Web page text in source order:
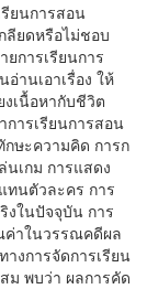
ยนการสอน
ลียดหรือไม่ชอบ
การเรียนการ
านเอาเรื่อง ให้
เนื้อหากับชีวิต
ารเรียนการสอน
ษะความคิด การก
นเกม การแสดง
นตัวละคร การ
งในปัจจุบัน การ
ค่าในวรรณคดีผล
งการจัดการเรียน
ม พบว่า ผลการคัด